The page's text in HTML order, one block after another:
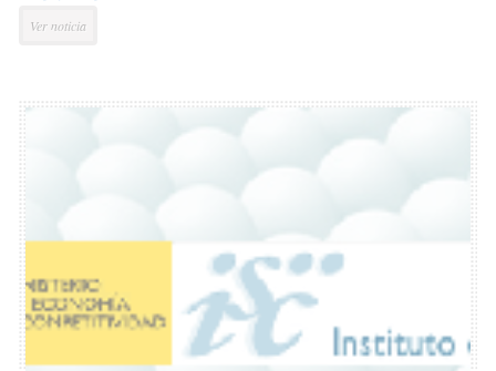
Ver noticia